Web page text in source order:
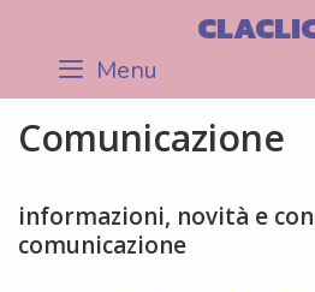
content Menu
Comunicazione
informazioni, novità e
comunicazione